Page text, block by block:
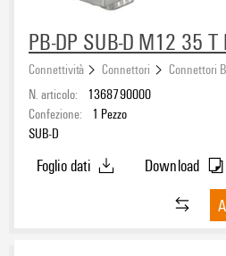
PB-DP SUB-D M12 35 T
Connettività Connettori Connettori
N. articolo:
1368790000
Confezione:
1 Pezzo
SUB-D
Foglio dati
Download